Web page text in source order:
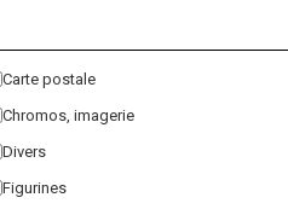
Carte postale
Chromos, imagerie
Divers
Figurines